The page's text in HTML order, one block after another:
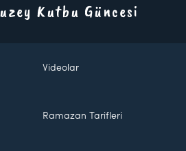
Kutbu Güncesi
Videolar
Ramazan Tarifleri